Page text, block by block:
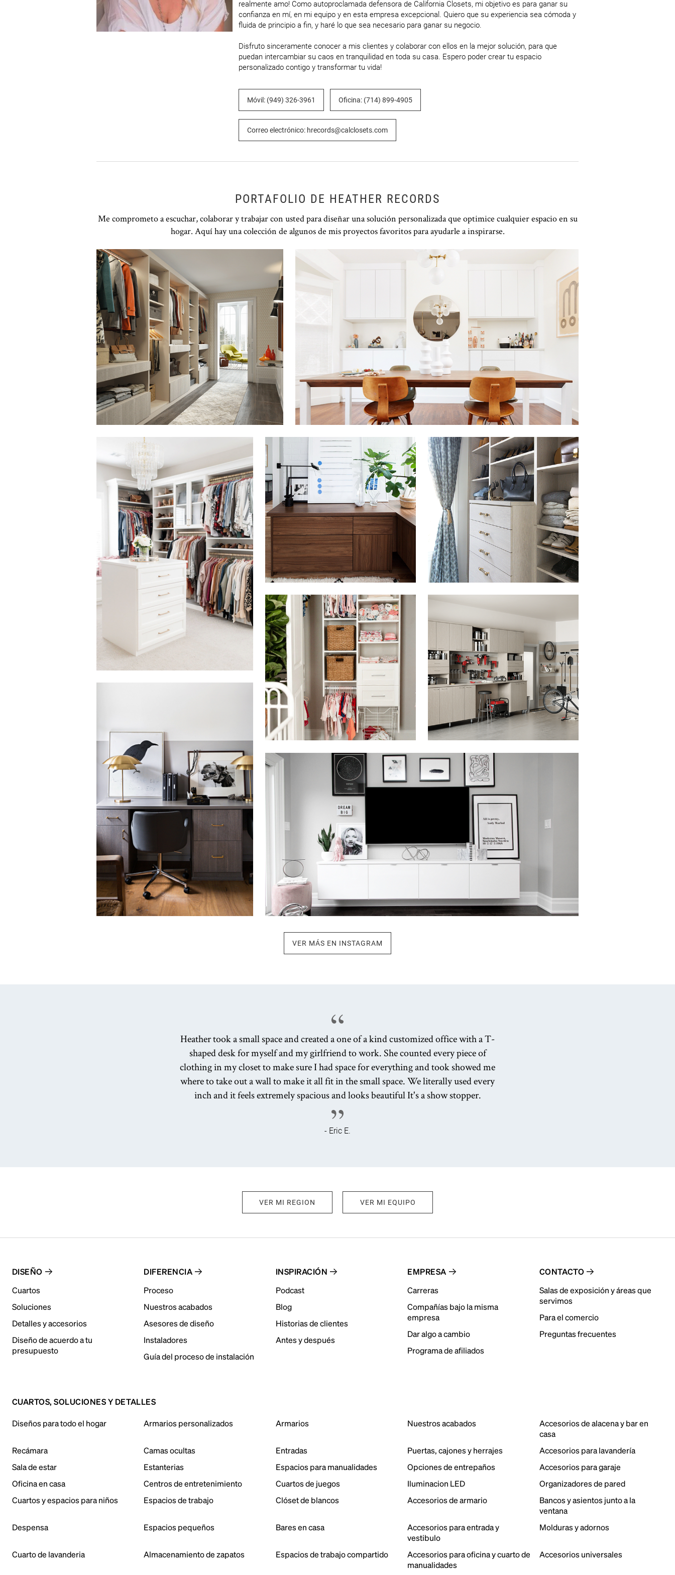
realmente amo! Como autoproclamada defensora de California Closets, mi objetivo es para ganar su
confianza en mí, en mi equipo y en esta empresa excepcional. Quiero que su experiencia sea cómoda y
fluida de principio a fin, y haré lo que sea necesario para ganar su negocio.
Disfruto sinceramente conocer a mis clientes y colaborar con ellos en la mejor solución, para que
puedan intercambiar su caos en tranquilidad en toda su casa. Espero poder crear tu espacio
personalizado contigo y transformar tu vida!
Móvil: (949) 326-3961 Oficina: (714) 899-4905
Correo electrónico: hrecords@calclosets.com
PORTAFOLIO DE HEATHER RECORDS
Me comprometo a escuchar, colaborar y trabajar con usted para diseñar una solución personalizada que optimice cualquier espacio en su
hogar. Aquí hay una colección de algunos de mis proyectos favoritos para ayudarle a inspirarse.
Haga clic para ver la presentación
Haga clic para ver la presentación Haga clic para ver la presentación Haga clic para ver la presentación
Haga clic para ver la presentación
Haga clic para ver la presentación
VER MÁS EN INSTAGRAM
Heather took a small space and created a one of a kind customized office with a T-
shaped desk for myself and my girlfriend to work. She counted every piece of
clothing in my closet to make sure I had space for everything and took showed me
where to take out a wall to make it all fit in the small space. We literally used every
inch and it feels extremely spacious and looks beautiful It's a show stopper.
- Eric E.
VER MI REGION VER MI EQUIPO
DISEÑO
Cuartos
Soluciones
Detalles y accesorios
Diseño de acuerdo a tu
presupuesto
DIFERENCIA
Proceso
Nuestros acabados
Asesores de diseño
Instaladores
Guía del proceso de instalación
INSPIRACIÓN
Podcast
Blog
Historias de clientes
Antes y después
EMPRESA
Carreras
Compañías bajo la misma
empresa
Dar algo a cambio
Programa de afiliados
CONTACTO
Salas de exposición y áreas que
servimos
Para el comercio
Preguntas frecuentes
CUARTOS, SOLUCIONES Y DETALLES
Diseños para todo el hogar Armarios personalizados Armarios Nuestros acabados
Accesorios de alacena y bar en
casa
Recámara
Camas ocultas Entradas Puertas, cajones y herrajes
Accesorios para lavandería
Sala de estar
Estanterias Espacios para manualidades Opciones de entrepaños
Accesorios para garaje
Oficina en casa
Centros de entretenimiento Cuartos de juegos Iluminacion LED
Organizadores de pared
Cuartos y espacios para niños
Espacios de trabajo Clóset de blancos Accesorios de armario
Bancos y asientos junto a la
ventana
Despensa
Espacios pequeños Bares en casa
Accesorios para entrada y
vestibulo
Molduras y adornos
Cuarto de lavanderia Almacenamiento de zapatos Espacios de trabajo compartido
Accesorios para oficina y cuarto de
manualidades
Accesorios universales